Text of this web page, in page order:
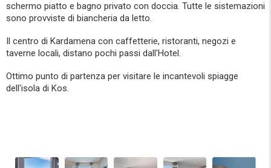
schermo piatto e bagno privato con doccia. Tutte le sistemazioni
sono provviste di biancheria da letto.
Il centro di Kardamena con caffetterie, ristoranti, negozi e
taverne locali, distano pochi passi dall'Hotel.
Ottimo punto di partenza per visitare le incantevoli spiagge
dell'isola di Kos.